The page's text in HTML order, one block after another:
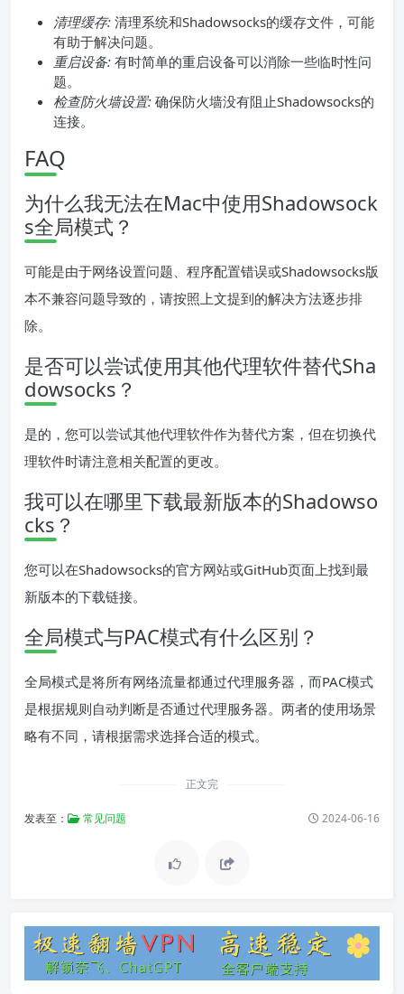
清理缓存: 清理系统和Shadowsocks的缓存文件，可能
有助于解决问题。
重启设备: 有时简单的重启设备可以消除一些临时性问
题。
检查防火墙设置: 确保防火墙没有阻止Shadowsocks的
连接。
FAQ
为什么我无法在Mac中使用Shadowsock
s全局模式？
可能是由于网络设置问题、程序配置错误或Shadowsocks版
本不兼容问题导致的，请按照上文提到的解决方法逐步排
除。
是否可以尝试使用其他代理软件替代Sha
dowsocks？
是的，您可以尝试其他代理软件作为替代方案，但在切换代
理软件时请注意相关配置的更改。
我可以在哪里下载最新版本的Shadowso
cks？
您可以在Shadowsocks的官方网站或GitHub页面上找到最
新版本的下载链接。
全局模式与PAC模式有什么区别？
全局模式是将所有网络流量都通过代理服务器，而PAC模式
是根据规则自动判断是否通过代理服务器。两者的使用场景
略有不同，请根据需求选择合适的模式。
正文完
发表至： 常见问题 2024-06-16